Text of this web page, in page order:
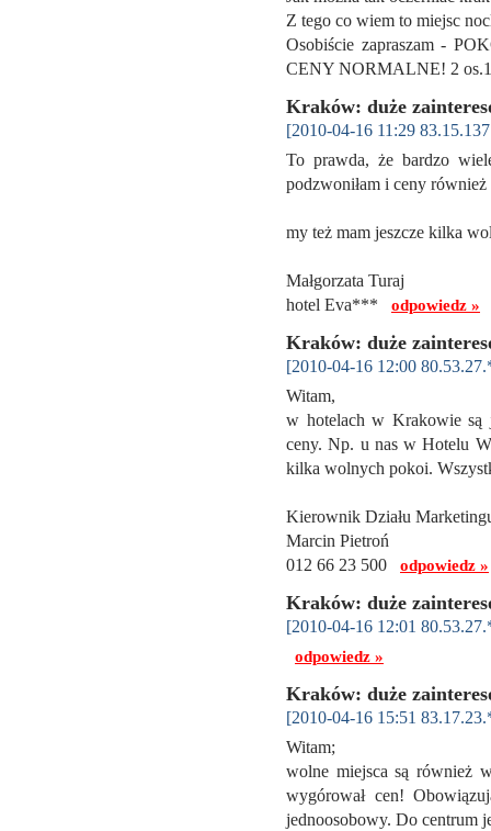
Z tego co wiem to miejsc
Osobiście zapraszam -
CENY NORMALNE! 2
Kraków: duże
[2010-04-16 11:29
To prawda, że bardzo
podzwoniłam i ceny również
my też mam jeszcze kilka
Małgorzata Turaj
hotel Eva*** odpowiedz »
Kraków: duże
[2010-04-16 12:00
Witam,
w hotelach w Krakowie są
ceny. Np. u nas w Hotelu
kilka wolnych pokoi.
Kierownik Działu
Marcin Pietroń
012 66 23 500 odpowiedz »
Kraków: duże
[2010-04-16 12:01
odpowiedz »
Kraków: duże
[2010-04-16 15:51
Witam;
wolne miejsca są również
wygórował cen!
jednoosobowy. Do